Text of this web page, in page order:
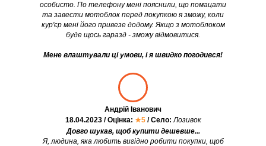
особисто. По телефону мені пояснили, що помацати
та завести мотоблок перед покупкою я зможу, коли
кур'єр мені його привезе додому. Якщо з мотоблоком
буде щось гаразд - зможу відмовитися.
Мене влаштували ці умови, і я швидко погодився!
Довго шукав, щоб купити дешевше...
Я, людина, яка любить вигідно робити покупки, щоб
Андрій Іванович
18.04.2023 / Оцінка: ★5 / Село: Лозивок